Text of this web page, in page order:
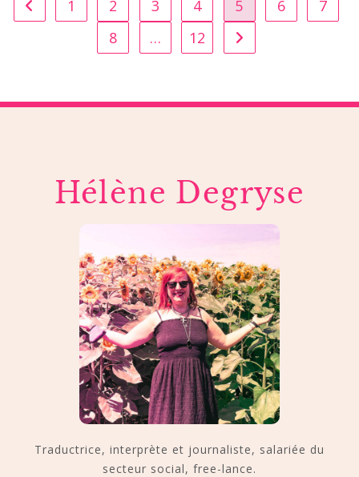
1 2 3 4 5 6
7
8
… 12
Hélène Degryse
Traductrice, interprète et journaliste, salariée du
secteur social, free-lance.